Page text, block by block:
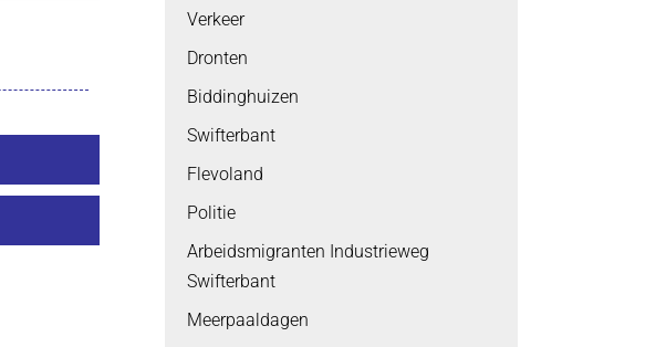
Verkeer
Dronten
Biddinghuizen
Swifterbant
Flevoland
Politie
Arbeidsmigranten Industrieweg
Swifterbant
Meerpaaldagen